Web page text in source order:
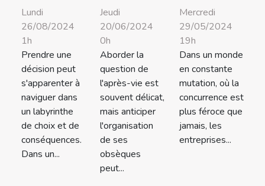
Lundi
26/08/2024
1h
Prendre une
décision peut
s'apparenter à
naviguer dans
un labyrinthe
de choix et de
conséquences.
Dans un...
Jeudi
20/06/2024
0h
Aborder la
question de
l'après-vie est
souvent délicat,
mais anticiper
l'organisation
de ses
obsèques
peut...
Mercredi
29/05/2024
19h
Dans un monde
en constante
mutation, où la
concurrence est
plus féroce que
jamais, les
entreprises...